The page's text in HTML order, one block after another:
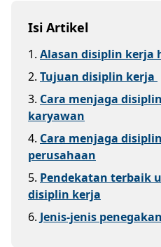
Isi Artikel
1. Alasan disiplin kerja
2. Tujuan disiplin kerja
3. Cara menjaga
karyawan
4. Cara menjaga
perusahaan
5. Pendekatan terbaik
disiplin kerja
6. Jenis-jenis